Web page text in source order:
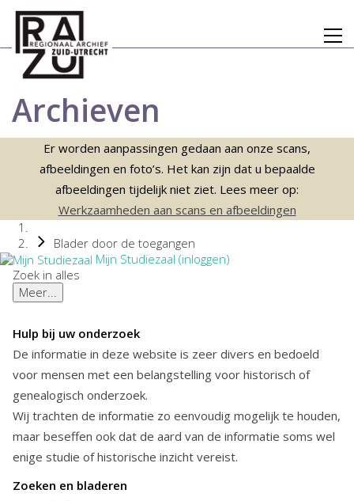
Archieven
Er worden aanpassingen gedaan aan onze scans,
afbeeldingen en foto’s. Het kan zijn dat u bepaalde
afbeeldingen tijdelijk niet ziet. Lees meer op:
Werkzaamheden aan scans en afbeeldingen
Blader door de toegangen
Mijn Studiezaal (inloggen)
Zoek in alles
Meer...
Hulp bij uw onderzoek
De informatie in deze website is zeer divers en bedoeld
voor mensen met een belangstelling voor historisch of
genealogisch onderzoek.
Wij trachten de informatie zo eenvoudig mogelijk te houden,
maar beseffen ook dat de aard van de informatie soms wel
enige studie of historische inzicht vereist.
Zoeken en bladeren